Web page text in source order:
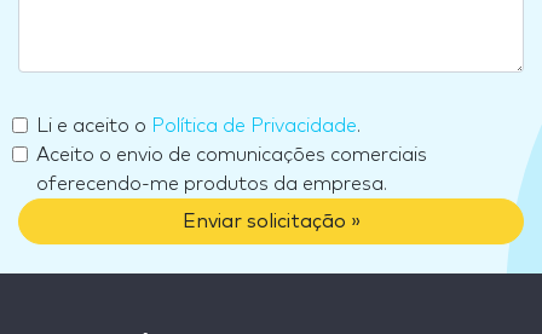
Li e aceito o Política de Privacidade.
Aceito o envio de comunicações comerciais
oferecendo-me produtos da empresa.
Enviar solicitação »